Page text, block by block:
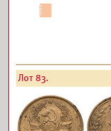
Лот 83.